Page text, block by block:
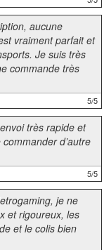
aucune
vraiment parfait et
Je suis très
commande très
5/5
très rapide et
d’autre
5/5
je ne
et rigoureux, les
et le colis bien